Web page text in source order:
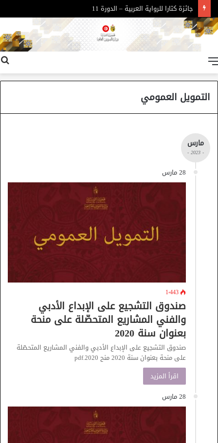
جائزة كتارا للرواية العربية – الدورة 11
التمويل العمومي
مارس
- 2023 -
28 مارس
1٬443
صندوق التشجيع على الإبداع الأدبي
والفني المشاريع المتحصّلة على منحة
بعنوان سنة 2020
صندوق التشجيع على الإبداع الأدبي والفني المشاريع المتحصّلة
على منحة بعنوان سنة 2020 منح 2020.pdf
اقرأ المزيد
28 مارس